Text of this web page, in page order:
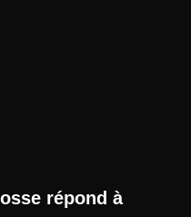
répond à